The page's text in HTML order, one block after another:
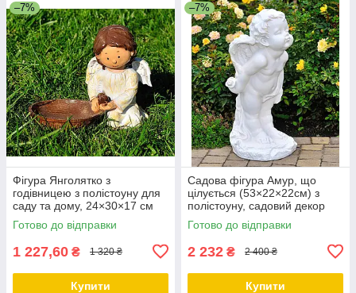
–7%
Фігура Янголятко з
годівницею з полістоуну для
саду та дому, 24×30×17 см
Готово до відправки
1 227,60 ₴ 1 320 ₴
Купити
–7%
Садова фігура Амур, що
цілується (53×22×22см) з
полістоуну, садовий декор
для дому
Готово до відправки
2 232 ₴ 2 400 ₴
Купити